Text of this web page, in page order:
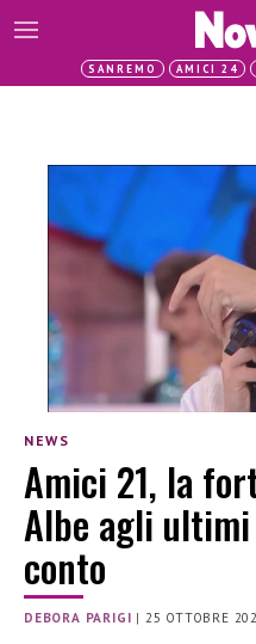
SANREMO AMICI 24
NEWS
Amici 21, la
Albe agli
conto
DEBORA PARIGI | 25 OTTOBRE